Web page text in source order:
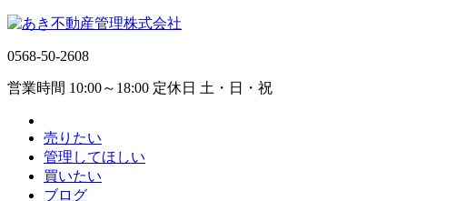
0568-50-2608
営業時間 10:00～18:00 定休日 土・日・祝
売りたい
管理してほしい
買いたい
ブログ